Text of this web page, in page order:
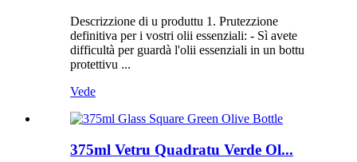
Descrizzione di u produttu 1. Prutezzione
definitiva per i vostri olii essenziali: - Sì avete
difficultà per guardà l'olii essenziali in un bottu
protettivu ...
Vede
375ml Vetru Quadratu Verde Ol...